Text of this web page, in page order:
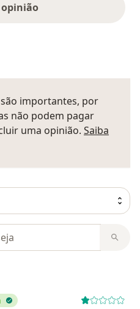
importantes, por
não podem pagar
uma opinião. Saiba